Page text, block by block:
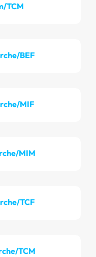
TCM
BEF
MIF
MIM
TCF
TCM